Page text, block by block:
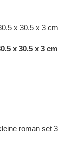
x 30.5 x 3 cm